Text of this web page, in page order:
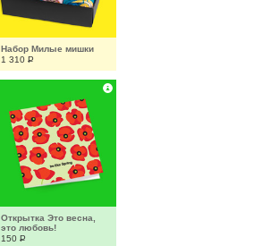
Набор Милые мишки
1 310 Р
Открытка Это весна,
это любовь!
150 Р